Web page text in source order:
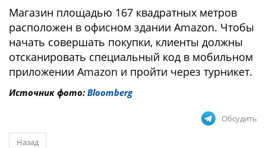
Магазин площадью 167 квадратных метров
расположен в офисном здании Amazon. Чтобы
начать совершать покупки, клиенты должны
отсканировать специальный код в мобильном
приложении Amazon и пройти через турникет.
Источник фото: Bloomberg
Обсудить
Назад